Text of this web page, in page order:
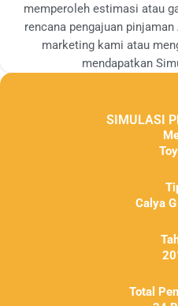
memperoleh estimasi atau
rencana pengajuan
marketing kami atau
mendapatkan
SIMULASI
Calya
Total